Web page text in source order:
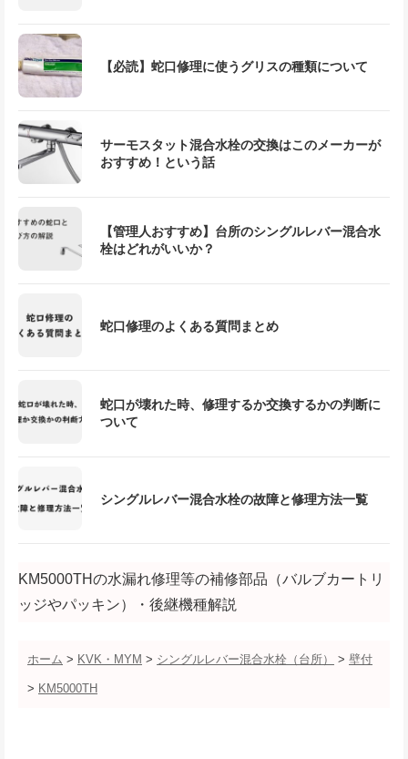
【必読】蛇口修理に使うグリスの種類について
サーモスタット混合水栓の交換はこのメーカーが
おすすめ！という話
【管理人おすすめ】台所のシングルレバー混合水
栓はどれがいいか？
蛇口修理のよくある質問まとめ
蛇口が壊れた時、修理するか交換するかの判断に
ついて
シングルレバー混合水栓の故障と修理方法一覧
KM5000THの水漏れ修理等の補修部品（バルブカートリ
ッジやパッキン）・後継機種解説
ホーム > KVK・MYM > シングルレバー混合水栓（台所） > 壁付
> KM5000TH